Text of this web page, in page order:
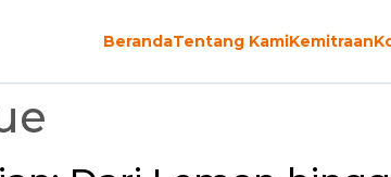
BerandaTentang KamiKemitraan